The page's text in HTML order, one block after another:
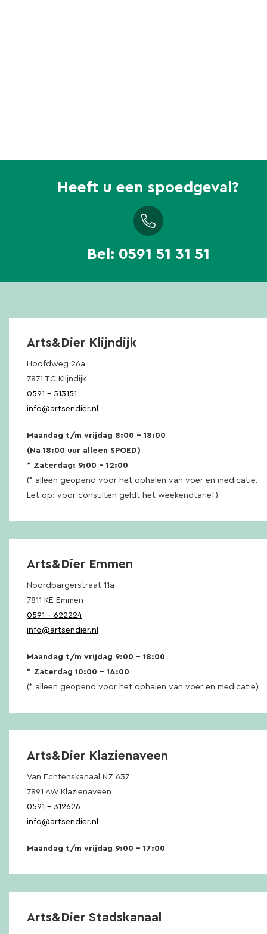
Heeft u een spoedgeval?
Bel: 0591 51 31 51
Arts&Dier Klijndijk
Hoofdweg 26a
7871 TC Klijndijk
0591 – 513151
info@artsendier.nl
Maandag t/m vrijdag 8:00 – 18:00
(Na 18:00 uur alleen SPOED)
* Zaterdag: 9:00 – 12:00
(* alleen geopend voor het ophalen van voer en medicatie.
Let op: voor consulten geldt het weekendtarief)
Arts&Dier Emmen
Noordbargerstraat 11a
7811 KE Emmen
0591 – 622224
info@artsendier.nl
Maandag t/m vrijdag 9:00 – 18:00
* Zaterdag 10:00 – 14:00
(* alleen geopend voor het ophalen van voer en medicatie)
Arts&Dier Klazienaveen
Van Echtenskanaal NZ 637
7891 AW Klazienaveen
0591 – 312626
info@artsendier.nl
Maandag t/m vrijdag 9:00 – 17:00
Arts&Dier Stadskanaal